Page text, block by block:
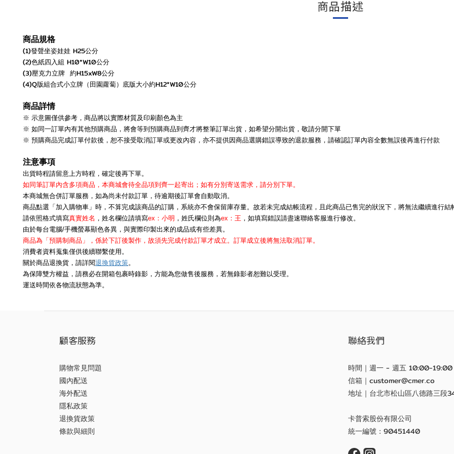
商品描述
商品規格
(1)發聲坐姿娃娃 H25公分
(2)色紙四入組 H10*W10公分
(3)壓克力立牌 約H15xW8公分
(4)Q版組合式小立牌（田園蘿蔔）底版大小約H12*W10公分
商品詳情
※ 示意圖僅供參考，商品將以實際材質及印刷顏色為主
※ 如同一訂單內有其他預購商品，將會等到預購商品到齊才將整筆訂單出貨，如希望分開出貨，敬請分開下單
※ 預購商品完成訂單付款後，恕不接受取消訂單或更改內容，亦不提供因商品選購錯誤導致的退款服務，請確認訂單內容全數無誤後再進行付款
注意事項
出貨時程請留意上方時程，確定後再下單。
如同筆訂單內含多項商品，本商城會待全品項到齊一起寄出；如有分別寄送需求，請分別下單。
本商城無合併訂單服務，如為尚未付款訂單，待逾期後訂單會自動取消。
商品點選「加入購物車」時，不算完成該商品的訂購，系統亦不會保留庫存量。故若未完成結帳流程，且此商品已售完的狀況下，將無法繼續進行結
請依照格式填寫真實姓名 ，姓名欄位請填寫ex：小明 ，姓氏欄位則為ex：王 ，如填寫錯誤請盡速聯絡客服進行修改。
由於每台電腦/手機螢幕顯色各異，與實際印製出來的成品或有些差異。
商品為「預購制商品」，係於下訂後製作，故須先完成付款訂單才成立。訂單成立後將無法取消訂單。
消費者資料蒐集僅供後續聯繫使用。
關於商品退換貨，請詳閱退換貨政策。
為保障雙方權益，請務必在開箱包裹時錄影，方能為您做售後服務，若無錄影者恕難以受理。
運送時間依各物流狀態為準。
顧客服務
購物常見問題
國內配送
海外配送
隱私政策
退換貨政策
條款與細則
聯絡我們
時間｜週一 - 週五 10:00-19:00
信箱｜customer@cmer.co
地址｜台北市松山區八德路三段
卡普索股份有限公司
統一編號：90451440